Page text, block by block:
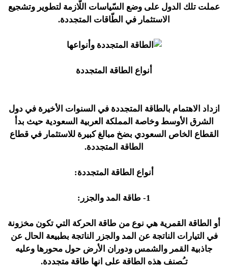
عملت تلك الدول على وضع السّياسات اللّازمة لتطوير وتشجيع
الاستثمار في الطّاقات المتجددة.
أنواع الطاقة المتجددة
ازداد الاهتمام بالطاقة المتجددة في السنوات الأخيرة في دول
الشرق الأوسط وخاصة المملكة العربية السعودية حيث بدأ
القطاع الخاص السعودي بضخ مبالغ كبيرة للاستثمار في قطاع
الطاقة المتجددة.
أنواع الطاقة المتجددة:
1- طاقة المد والجزر:
أو الطاقة القمرية هي نوع من طاقة الحركة التي تكون مخزونة
في التيارات الناتجة عن المد والجزر الناتجة بطبيعة الحال عن
جاذبية القمر والشمس ودوران الأرض حول محورها وعليه
تـُصنف هذه الطاقة على انها طاقة متجددة.